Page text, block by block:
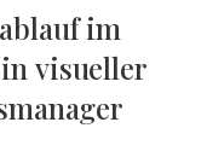
im
visueller